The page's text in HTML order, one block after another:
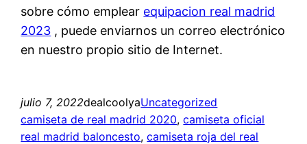
sobre cómo emplear equipacion real madrid
2023 , puede enviarnos un correo electrónico
en nuestro propio sitio de Internet.
julio 7, 2022dealcoolyaUncategorized
camiseta de real madrid 2020, camiseta oficial
real madrid baloncesto, camiseta roja del real